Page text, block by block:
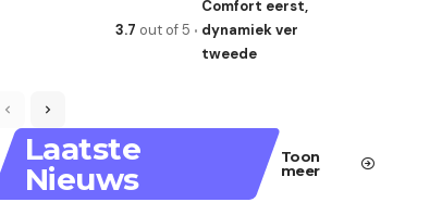
3.7 out of 5
Comfort eerst,
dynamiek ver
tweede
Laatste
Nieuws
Toon
meer